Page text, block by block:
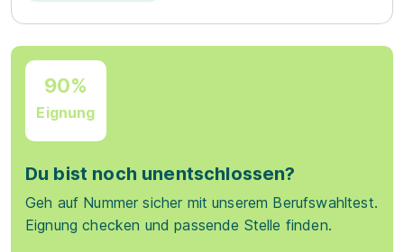
90%
Eignung
Du bist noch unentschlossen?
Geh auf Nummer sicher mit unserem Berufswahltest.
Eignung checken und passende Stelle finden.